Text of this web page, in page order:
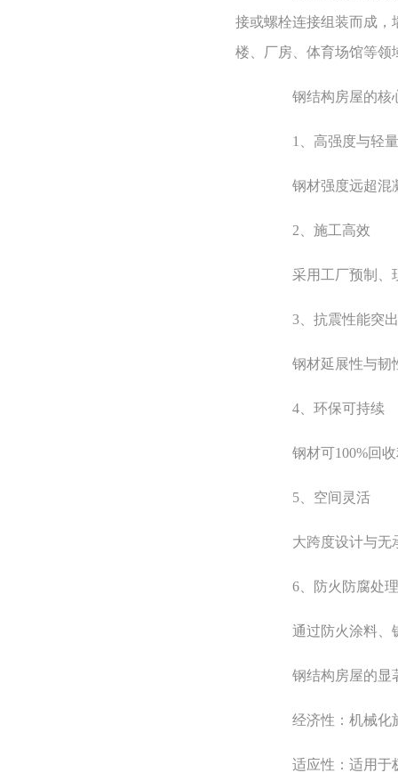
接或螺栓连接组装而成，
楼、厂房、体育场馆等领
钢结构房屋的核
1、高强度与轻
钢材强度远超混凝
2、施工高效
采用工厂预制、现
3、抗震性能突出
钢材延展性与韧性
4、环保可持续
钢材可100%回收
5、空间灵活
大跨度设计与无承
6、防火防腐处理
通过防火涂料、镀
钢结构房屋的显
经济性：机械化施
适应性：适用于极